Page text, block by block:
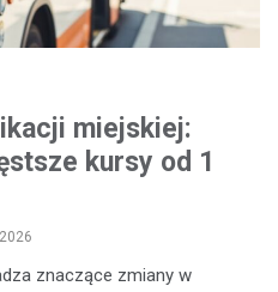
miejskiej:
kursy od 1
znaczące zmiany w